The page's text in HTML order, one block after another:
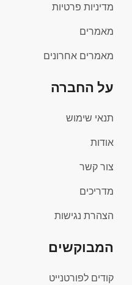
מדיניות פרטיות
מאמרים
מאמרים אחרונים
על החברה
תנאי שימוש
אודות
צור קשר
מדריכים
הצהרת נגישות
המבוקשים
קודים לפורטנייט